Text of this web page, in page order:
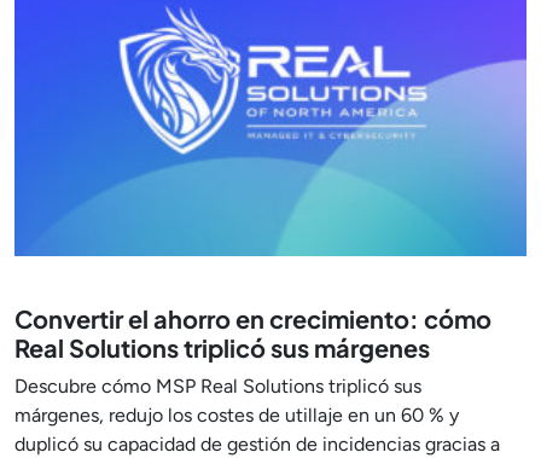
Convertir el ahorro en crecimiento: cómo
Real Solutions triplicó sus márgenes
Descubre cómo MSP Real Solutions triplicó sus
márgenes, redujo los costes de utillaje en un 60 % y
duplicó su capacidad de gestión de incidencias gracias a